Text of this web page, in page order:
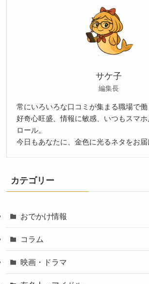
サケ子
編集長
常にいろいろな口コミが集まる職場で働
好奇心旺盛、情報に敏感、いつもスマホ
ロール。
今日もあなたに、金色に光るネタをお届
カテゴリー
おでかけ情報
コラム
映画・ドラマ